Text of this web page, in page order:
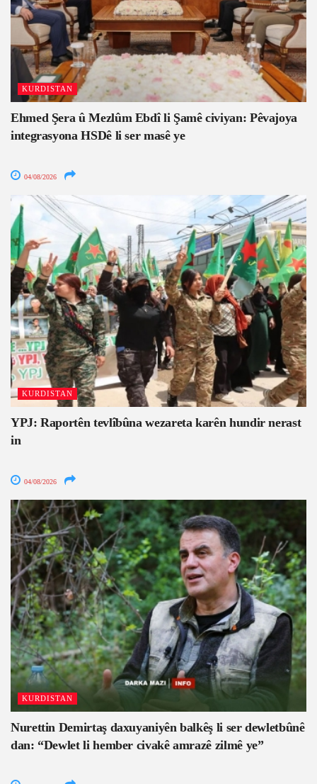
KURDISTAN
Ehmed Şera û Mezlûm Ebdî li Şamê civiyan: Pêvajoya
integrasyona HSDê li ser masê ye
04/08/2026
KURDISTAN
YPJ: Raportên tevlîbûna wezareta karên hundir nerast
in
04/08/2026
KURDISTAN
Nurettin Demirtaş daxuyaniyên balkêş li ser dewletbûnê
dan: “Dewlet li hember civakê amrazê zilmê ye”